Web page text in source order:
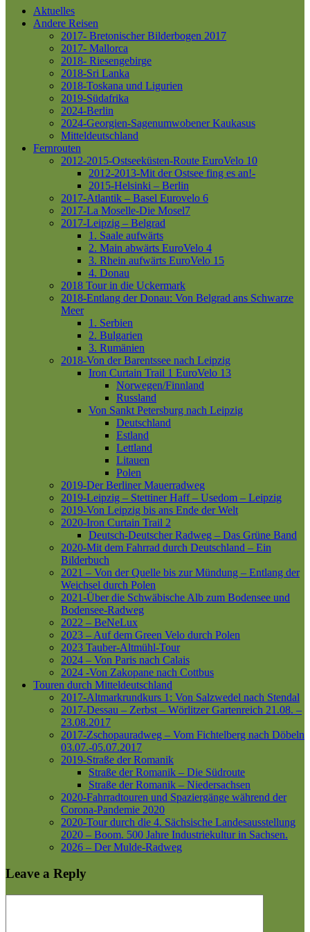
Aktuelles
Andere Reisen
2017- Bretonischer Bilderbogen 2017
2017- Mallorca
2018- Riesengebirge
2018-Sri Lanka
2018-Toskana und Ligurien
2019-Südafrika
2024-Berlin
2024-Georgien-Sagenumwobener Kaukasus
Mitteldeutschland
Fernrouten
2012-2015-Ostseeküsten-Route EuroVelo 10
2012-2013-Mit der Ostsee fing es an!-
2015-Helsinki – Berlin
2017-Atlantik – Basel Eurovelo 6
2017-La Moselle-Die Mosel7
2017-Leipzig – Belgrad
1. Saale aufwärts
2. Main abwärts EuroVelo 4
3. Rhein aufwärts EuroVelo 15
4. Donau
2018 Tour in die Uckermark
2018-Entlang der Donau: Von Belgrad ans Schwarze
Meer
1. Serbien
2. Bulgarien
3. Rumänien
2018-Von der Barentssee nach Leipzig
Iron Curtain Trail 1 EuroVelo 13
Norwegen/Finnland
Russland
Von Sankt Petersburg nach Leipzig
Deutschland
Estland
Lettland
Litauen
Polen
2019-Der Berliner Mauerradweg
2019-Leipzig – Stettiner Haff – Usedom – Leipzig
2019-Von Leipzig bis ans Ende der Welt
2020-Iron Curtain Trail 2
Deutsch-Deutscher Radweg – Das Grüne Band
2020-Mit dem Fahrrad durch Deutschland – Ein
Bilderbuch
2021 – Von der Quelle bis zur Mündung – Entlang der
Weichsel durch Polen
2021-Über die Schwäbische Alb zum Bodensee und
Bodensee-Radweg
2022 – BeNeLux
2023 – Auf dem Green Velo durch Polen
2023 Tauber-Altmühl-Tour
2024 – Von Paris nach Calais
2024 -Von Zakopane nach Cottbus
Touren durch Mitteldeutschland
2017-Altmarkrundkurs 1: Von Salzwedel nach Stendal
2017-Dessau – Zerbst – Wörlitzer Gartenreich 21.08. –
23.08.2017
2017-Zschopauradweg – Vom Fichtelberg nach Döbeln
03.07.-05.07.2017
2019-Straße der Romanik
Straße der Romanik – Die Südroute
Straße der Romanik – Niedersachsen
2020-Fahrradtouren und Spaziergänge während der
Corona-Pandemie 2020
2020-Tour durch die 4. Sächsische Landesausstellung
2020 – Boom. 500 Jahre Industriekultur in Sachsen.
2026 – Der Mulde-Radweg
Leave a Reply